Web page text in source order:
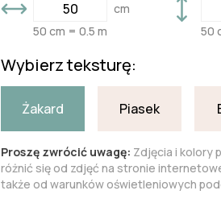
cm
50 cm = 0.5 m
50
Wybierz teksturę:
Żakard Piasek
Proszę zwrócić uwagę: Zdjęcia i kolory
różnić się od zdjęć na stronie
także od warunków oświetleniowych